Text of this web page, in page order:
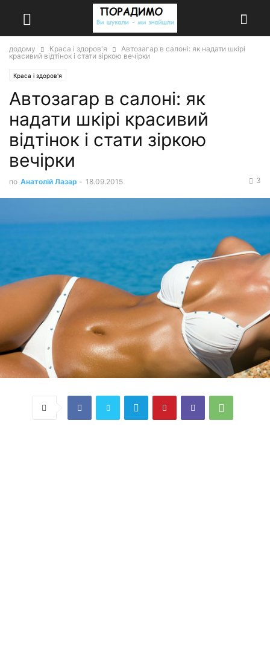
додому Краса і здоров'я
Автозагар в салоні: як надати шкірі
красивий відтінок і стати зіркою вечірки
Краса і здоров'я
Автозагар в салоні: як
надати шкірі красивий
відтінок і стати зіркою
вечірки
по Анатолій Лазар - 18.09.2015 3